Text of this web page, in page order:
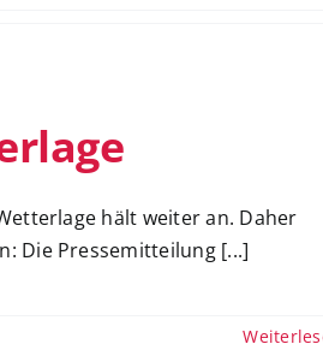
hält weiter an. Daher
Die Pressemitteilung [...]